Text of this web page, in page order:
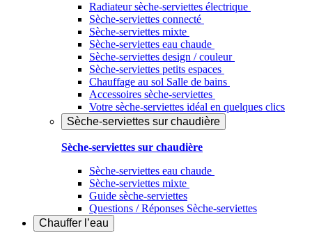
Radiateur sèche-serviettes électrique
Sèche-serviettes connecté
Sèche-serviettes mixte
Sèche-serviettes eau chaude
Sèche-serviettes design / couleur
Sèche-serviettes petits espaces
Chauffage au sol Salle de bains
Accessoires sèche-serviettes
Votre sèche-serviettes idéal en quelques clics
Sèche-serviettes sur chaudière
Sèche-serviettes sur chaudière
Sèche-serviettes eau chaude
Sèche-serviettes mixte
Guide sèche-serviettes
Questions / Réponses Sèche-serviettes
Chauffer l’eau